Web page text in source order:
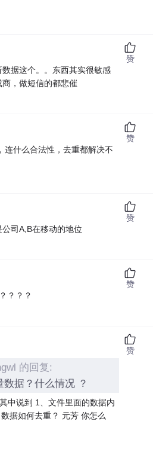
据这个。。东西其实很敏感
，做短信的都悲催
赞
连什么合法性，去重都解决不
赞
司A,B在移动的地位
赞
？？？
赞
的回复:
据？什么情况 ？
中说到 1、文件里面的数据内
据如何去重？ 元芳 你怎么
赞